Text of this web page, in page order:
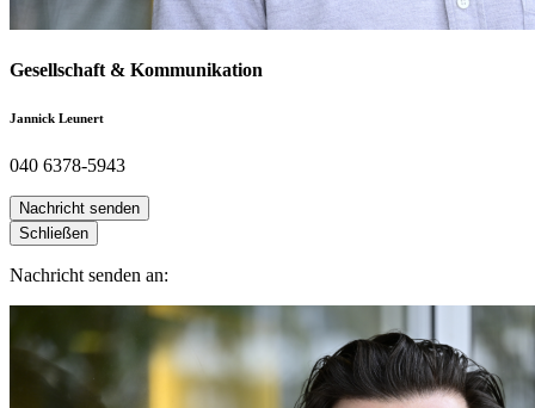
Gesellschaft & Kommunikation
Jannick Leunert
040 6378-5943
Nachricht senden
Schließen
Nachricht senden an: